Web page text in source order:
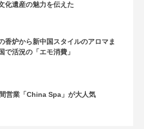
化遺産の魅力を伝えた
香炉から新中国スタイルのアロマま
で活況の「エモ消費」
営業「China Spa」が大人気